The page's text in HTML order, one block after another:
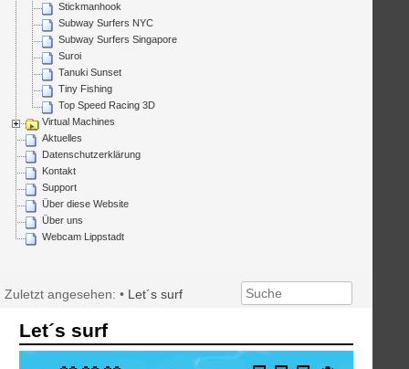
Stickmanhook
Subway Surfers NYC
Subway Surfers Singapore
Suroi
Tanuki Sunset
Tiny Fishing
Top Speed Racing 3D
Virtual Machines
Aktuelles
Datenschutzerklärung
Kontakt
Support
Über diese Website
Über uns
Webcam Lippstadt
Zuletzt angesehen: • Let´s surf
Let´s surf